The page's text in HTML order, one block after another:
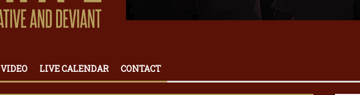
VIDEO LIVE CALENDAR CONTACT